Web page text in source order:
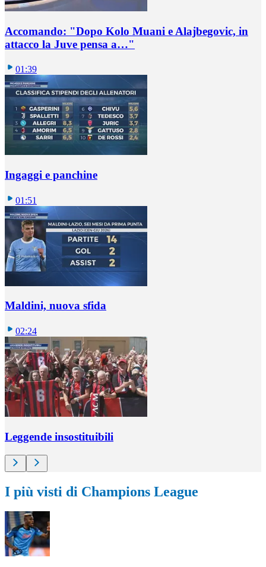
Accomando: "Dopo Kolo Muani e Alajbegovic, in
attacco la Juve pensa a…"
01:39
Ingaggi e panchine
01:51
Maldini, nuova sfida
02:24
Leggende insostituibili
I più visti di Champions League